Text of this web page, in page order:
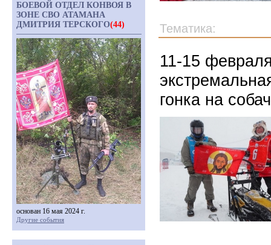
Тематика:
11-15
гонка на
БОЕВОЙ ОТДЕЛ КОНВОЯ В
ЗОНЕ СВО АТАМАНА
ДМИТРИЯ ТЕРСКОГО(44)
основан 16 мая 2024 г.
Другие события